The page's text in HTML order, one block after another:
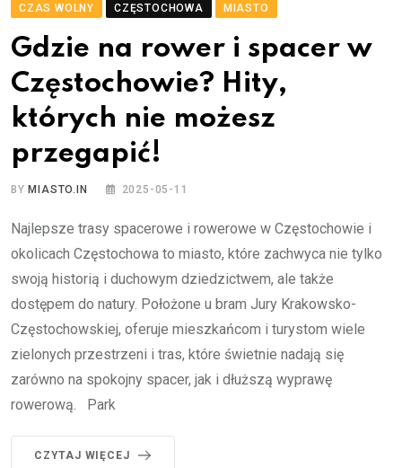
CZAS WOLNY CZĘSTOCHOWA MIASTO
Gdzie na rower i spacer w
Częstochowie? Hity,
których nie możesz
przegapić!
BYMIASTO.IN 2025-05-11
Najlepsze trasy spacerowe i rowerowe w Częstochowie i
okolicach Częstochowa to miasto, które zachwyca nie tylko
swoją historią i duchowym dziedzictwem, ale także
dostępem do natury. Położone u bram Jury Krakowsko-
Częstochowskiej, oferuje mieszkańcom i turystom wiele
zielonych przestrzeni i tras, które świetnie nadają się
zarówno na spokojny spacer, jak i dłuższą wyprawę
rowerową. Park
CZYTAJ WIĘCEJ